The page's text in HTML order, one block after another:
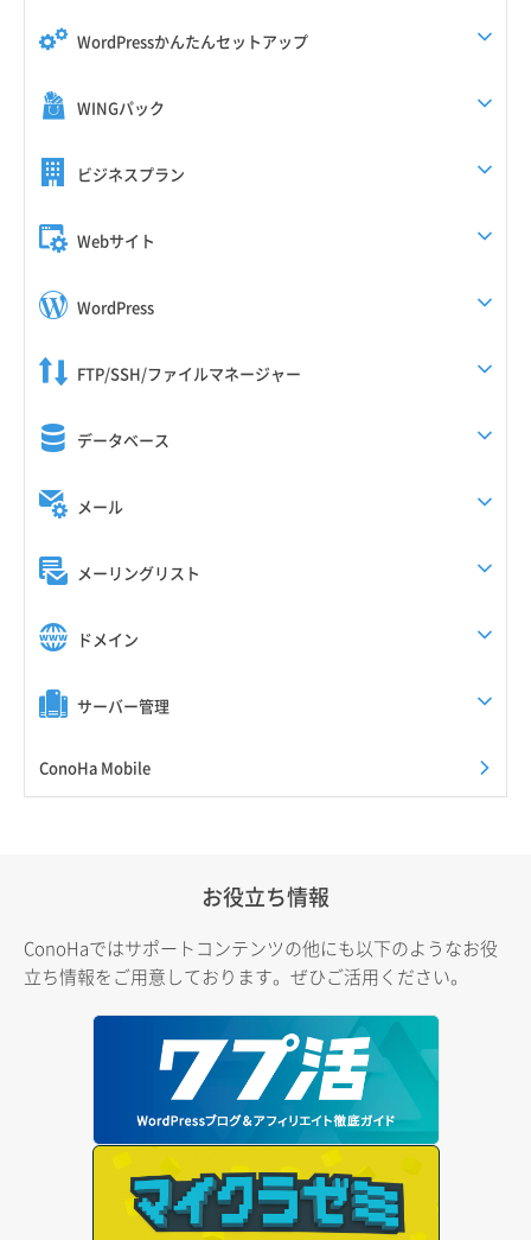
WordPressかんたんセットアップ
WINGパック
ビジネスプラン
Webサイト
WordPress
FTP/SSH/ファイルマネージャー
データベース
メール
メーリングリスト
ドメイン
サーバー管理
ConoHa Mobile
お役立ち情報
ConoHaではサポートコンテンツの他にも以下のようなお役
立ち情報をご用意しております。ぜひご活用ください。